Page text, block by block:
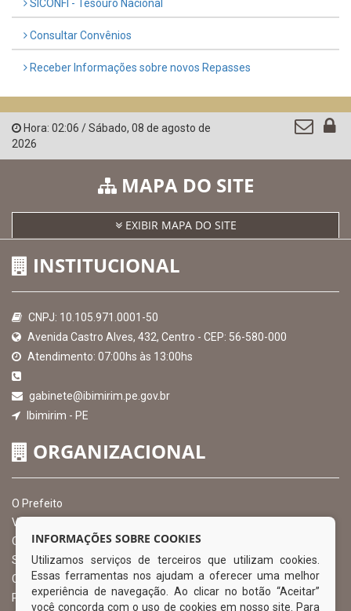
SICONFI - Tesouro Nacional
Consultar Convênios
Receber Informações sobre novos Repasses
Hora: 02:06 /Sábado, 08 de agosto de
2026
MAPA DO SITE
EXIBIR MAPA DO SITE
INSTITUCIONAL
CNPJ: 10.105.971.0001-50
Avenida Castro Alves, 432, Centro - CEP: 56-580-000
Atendimento: 07:00hs às 13:00hs
gabinete@ibimirim.pe.gov.br
Ibimirim - PE
ORGANIZACIONAL
O Prefeito
Vice Prefeito
Ouvidoria Municipal
Serviço de Informação ao Cidadão – SIC
Chefe de Gabinete
Procuradoria Geral
INFORMAÇÕES SOBRE COOKIES
Utilizamos serviços de terceiros que utilizam cookies.
Essas ferramentas nos ajudam a oferecer uma melhor
experiência de navegação. Ao clicar no botão “Aceitar”
você concorda com o uso de cookies em nosso site. Para